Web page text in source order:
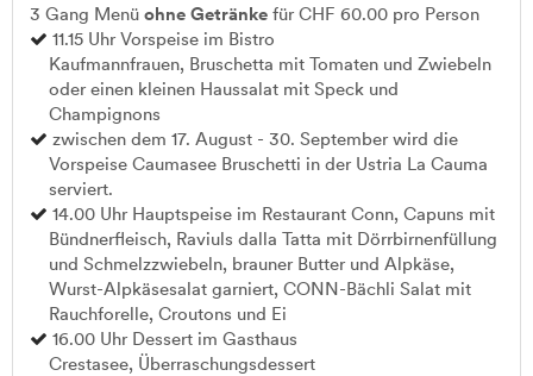
3 Gang Menü ohne Getränke für CHF 60.00 pro Person
11.15 Uhr Vorspeise im Bistro
Kaufmannfrauen, Bruschetta mit Tomaten und Zwiebeln
oder einen kleinen Haussalat mit Speck und
Champignons
zwischen dem 17. August - 30. September wird die
Vorspeise Caumasee Bruschetti in der Ustria La Cauma
serviert.
14.00 Uhr Hauptspeise im Restaurant Conn, Capuns mit
Bündnerfleisch, Raviuls dalla Tatta mit Dörrbirnenfüllung
und Schmelzzwiebeln, brauner Butter und Alpkäse,
Wurst-Alpkäsesalat garniert, CONN-Bächli Salat mit
Rauchforelle, Croutons und Ei
16.00 Uhr Dessert im Gasthaus
Crestasee, Überraschungsdessert